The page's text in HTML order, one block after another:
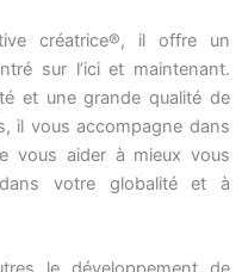
créatrice®, il offre un
sur l’ici et maintenant.
et une grande qualité de
il vous accompagne dans
vous aider à mieux vous
votre globalité et à